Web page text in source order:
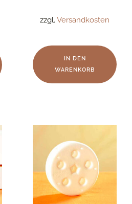
zzgl. Versandkosten
IN DEN
WARENKORB